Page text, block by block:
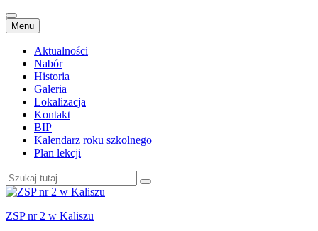
Menu Przejdź
do
treści
Aktualności
Nabór
Historia
Galeria
Lokalizacja
Kontakt
BIP
Kalendarz roku szkolnego
Plan lekcji
Szukaj:
ZSP nr 2 w Kaliszu